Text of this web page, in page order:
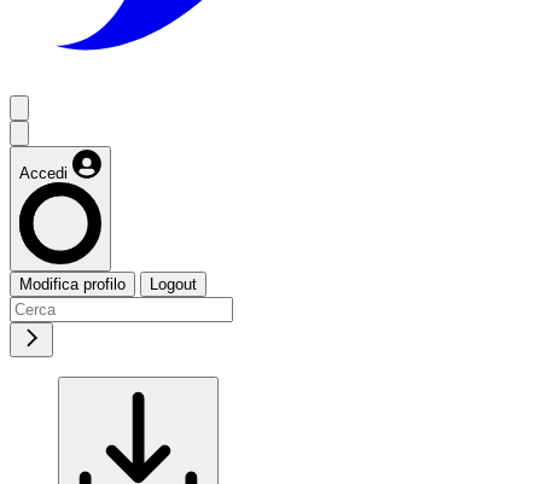
Accedi
Modifica profilo Logout